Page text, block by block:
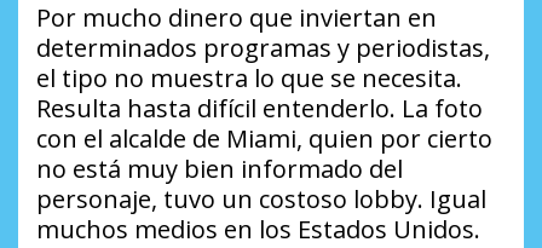
Por mucho dinero que inviertan en
determinados programas y periodistas,
el tipo no muestra lo que se necesita.
Resulta hasta difícil entenderlo. La foto
con el alcalde de Miami, quien por cierto
no está muy bien informado del
personaje, tuvo un costoso lobby. Igual
muchos medios en los Estados Unidos.